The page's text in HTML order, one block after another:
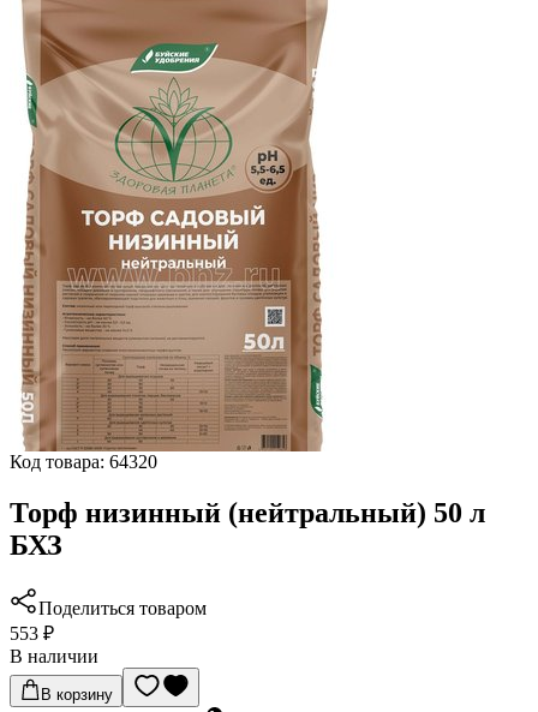
Код товара: 64320
Торф низинный (нейтральный) 50 л
БХЗ
Поделиться товаром
553 ₽
В наличии
В корзину